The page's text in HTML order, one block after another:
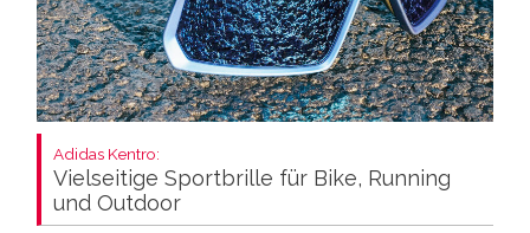
Adidas Kentro:
Vielseitige Sportbrille für Bike, Running
und Outdoor